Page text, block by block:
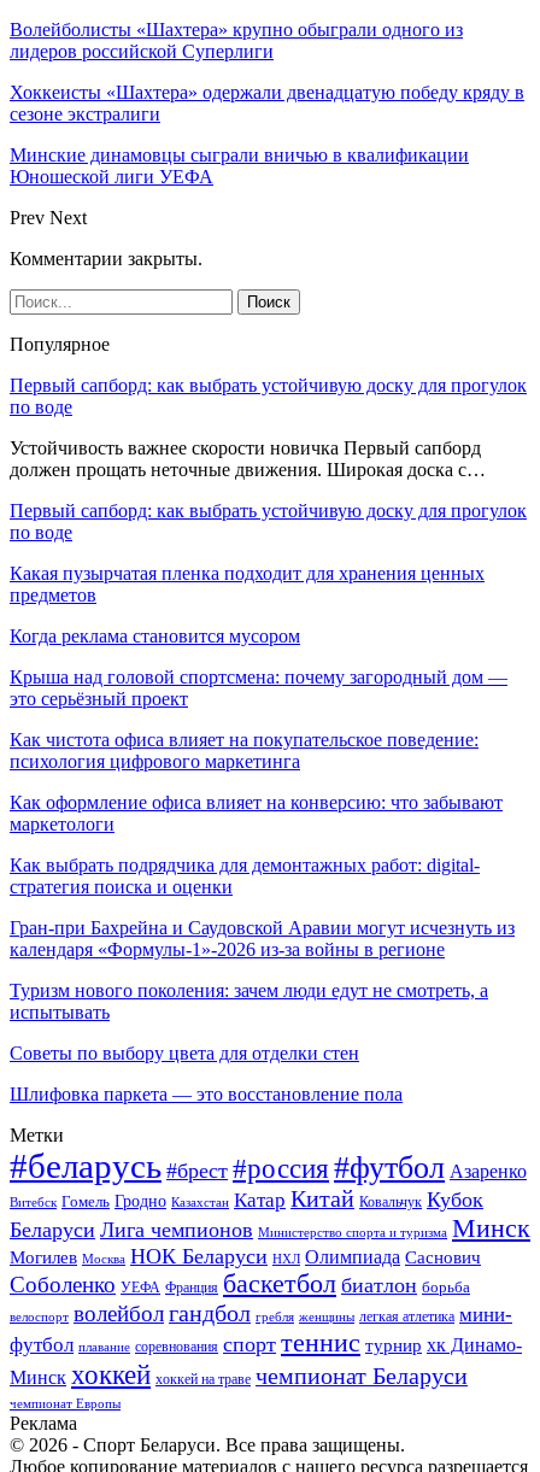
Волейболисты «Шахтера» крупно обыграли одного из
лидеров российской Суперлиги
Хоккеисты «Шахтера» одержали двенадцатую победу кряду в
сезоне экстралиги
Минские динамовцы сыграли вничью в квалификации
Юношеской лиги УЕФА
Prev Next
Комментарии закрыты.
Популярное
Первый сапборд: как выбрать устойчивую доску для прогулок
по воде
Устойчивость важнее скорости новичка Первый сапборд
должен прощать неточные движения. Широкая доска с…
Первый сапборд: как выбрать устойчивую доску для прогулок
по воде
Какая пузырчатая пленка подходит для хранения ценных
предметов
Когда реклама становится мусором
Крыша над головой спортсмена: почему загородный дом —
это серьёзный проект
Как чистота офиса влияет на покупательское поведение:
психология цифрового маркетинга
Как оформление офиса влияет на конверсию: что забывают
маркетологи
Как выбрать подрядчика для демонтажных работ: digital-
стратегия поиска и оценки
Гран-при Бахрейна и Саудовской Аравии могут исчезнуть из
календаря «Формулы-1»-2026 из-за войны в регионе
Туризм нового поколения: зачем люди едут не смотреть, а
испытывать
Советы по выбору цвета для отделки стен
Шлифовка паркета — это восстановление пола
Метки
#беларусь #брест #россия#футбол Азаренко
Витебск Гомель Гродно Казахстан Катар Китай Ковальчук Кубок
Беларуси Лига чемпионов Министерство спорта и туризма Минск
Могилев Москва НОК Беларуси НХЛ Олимпиада Саснович
Соболенко УЕФА Франция баскетбол биатлон борьба
велоспорт волейболгандбол гребля женщины легкая атлетика мини-
футбол плавание соревнования спорт теннис турнир хк Динамо-
Минск хоккей хоккей на траве чемпионат Беларуси
чемпионат Европы
Реклама
© 2026 - Спорт Беларуси. Все права защищены.
Любое копирование материалов с нашего ресурса разрешается